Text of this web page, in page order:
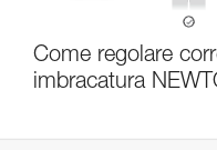
Come regolare
imbracatura